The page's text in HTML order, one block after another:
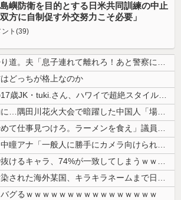
島嶼防衛を目的とする日米共同訓練の中止
方に自制促す外交努力こそ必要」
ント(39)
ディズニーからの帰り道。夫「息子連れて離れろ！あと警察に通報！」私「助...
どっちが格上なのか
【悲報】紅白歌手の17歳JK・tuki.さん、ハワイで超絶スタイルを晒...
夏の風物詩が喰い物に…隅田川花火大会で暗躍した中国人「場所取り転売ヤー...
【米国】「泣き言やめて仕事見つけろ。ラーメンを食え」議員らの投稿にバン...
【議論】テレ東・田中瞳アナ「一般人に勝手にカメラ向けられて恐怖を感じる...
【悲報】ヤニねこで抜けるキャラ、74%が一致してしまうｗｗｗｗｗ
日本アニメに文化汚染された海外某国、キラキラネームまで日本風の”あれ”...
バグるｗｗｗｗｗｗｗｗｗｗｗｗｗｗｗｗ